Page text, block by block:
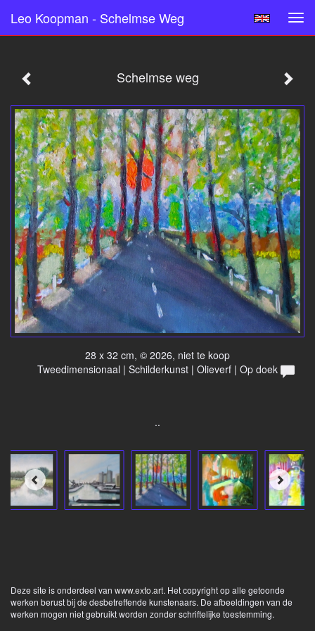
Leo Koopman - Schelmse Weg
Schelmse weg
28 x 32 cm, © 2026, niet te koop
Tweedimensionaal | Schilderkunst | Olieverf | Op doek
..
Deze site is onderdeel van www.exto.art. Het copyright op alle getoonde
werken berust bij de desbetreffende kunstenaars. De afbeeldingen van de
werken mogen niet gebruikt worden zonder schriftelijke toestemming.